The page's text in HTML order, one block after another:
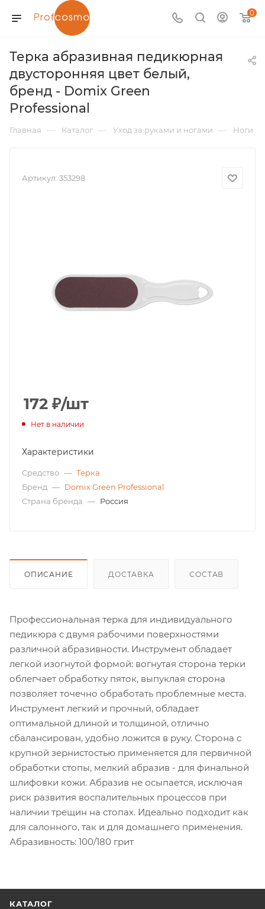
0
Терка абразивная педикюрная
двусторонняя цвет белый,
бренд - Domix Green
Professional
Главная — Каталог — Уход за руками и ногами — Ноги
Артикул: 353298
172 ₽/шт
Нет в наличии
Характеристики
Средство — Терка
Бренд — Domix Green Professional
Страна бренда — Россия
ОПИСАНИЕ ДОСТАВКА СОСТАВ
Профессиональная терка для индивидуального
педикюра с двумя рабочими поверхностями
различной абразивности. Инструмент обладает
легкой изогнутой формой: вогнутая сторона терки
облегчает обработку пяток, выпуклая сторона
позволяет точечно обработать проблемные места.
Инструмент легкий и прочный, обладает
оптимальной длиной и толщиной, отлично
сбалансирован, удобно ложится в руку. Сторона с
крупной зернистостью применяется для первичной
обработки стопы, мелкий абразив - для финальной
шлифовки кожи. Абразив не осыпается, исключая
риск развития воспалительных процессов при
наличии трещин на стопах. Идеально подходит как
для салонного, так и для домашнего применения.
Абразивность: 100/180 грит
КАТАЛОГ